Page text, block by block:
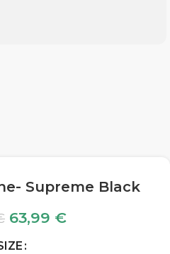
Supreme Black
63,99 €